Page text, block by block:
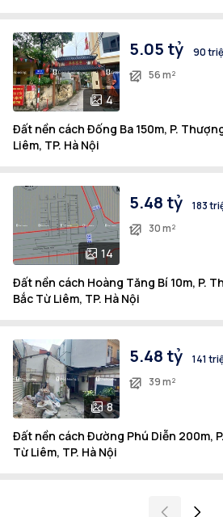
4
5.05 tỷ
90
56 m²
Đất nền cách Đống Ba 150m, P.
Liêm, TP. Hà Nội
14
5.48 tỷ
183
30 m²
Đất nền cách Hoàng Tăng Bí 10m, P.
Bắc Từ Liêm, TP. Hà Nội
8
5.48 tỷ
141
39 m²
Đất nền cách Đường Phú Diễn 200m,
Từ Liêm, TP. Hà Nội